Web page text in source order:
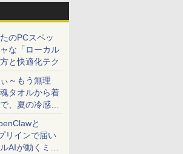
のPCスペッ
な「ローカル
と快適化テク
～もう無理
タオルから着
、夏の冷感グ
と
リインで届い
AIが動くミニ